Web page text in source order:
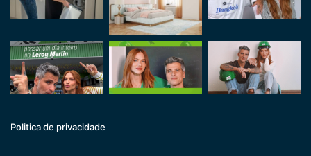
Politica de privacidade